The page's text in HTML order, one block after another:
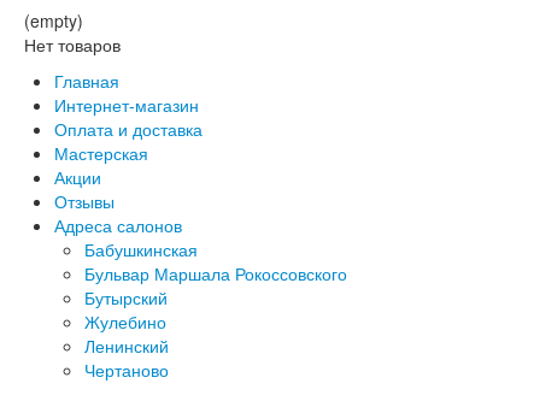
(empty)
Нет товаров
Главная
Интернет-магазин
Оплата и доставка
Мастерская
Акции
Отзывы
Адреса салонов
Бабушкинская
Бульвар Маршала Рокоссовского
Бутырский
Жулебино
Ленинский
Чертаново